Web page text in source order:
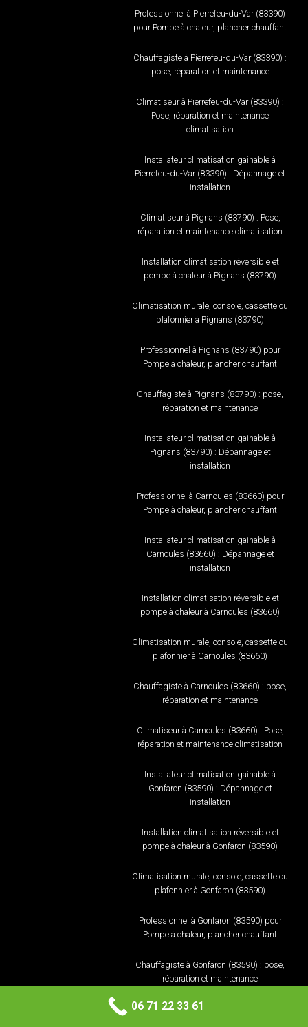
Professionnel à Pierrefeu-du-Var (83390)
pour Pompe à chaleur, plancher chauffant
Chauffagiste à Pierrefeu-du-Var (83390) :
pose, réparation et maintenance
Climatiseur à Pierrefeu-du-Var (83390) :
Pose, réparation et maintenance
climatisation
Installateur climatisation gainable à
Pierrefeu-du-Var (83390) : Dépannage et
installation
Climatiseur à Pignans (83790) : Pose,
réparation et maintenance climatisation
Installation climatisation réversible et
pompe à chaleur à Pignans (83790)
Climatisation murale, console, cassette ou
plafonnier à Pignans (83790)
Professionnel à Pignans (83790) pour
Pompe à chaleur, plancher chauffant
Chauffagiste à Pignans (83790) : pose,
réparation et maintenance
Installateur climatisation gainable à
Pignans (83790) : Dépannage et
installation
Professionnel à Carnoules (83660) pour
Pompe à chaleur, plancher chauffant
Installateur climatisation gainable à
Carnoules (83660) : Dépannage et
installation
Installation climatisation réversible et
pompe à chaleur à Carnoules (83660)
Climatisation murale, console, cassette ou
plafonnier à Carnoules (83660)
Chauffagiste à Carnoules (83660) : pose,
réparation et maintenance
Climatiseur à Carnoules (83660) : Pose,
réparation et maintenance climatisation
Installateur climatisation gainable à
Gonfaron (83590) : Dépannage et
installation
Installation climatisation réversible et
pompe à chaleur à Gonfaron (83590)
Climatisation murale, console, cassette ou
plafonnier à Gonfaron (83590)
Professionnel à Gonfaron (83590) pour
Pompe à chaleur, plancher chauffant
Chauffagiste à Gonfaron (83590) : pose,
réparation et maintenance
Climatiseur à Gonfaron (83590) : Pose,
06 71 22 33 61